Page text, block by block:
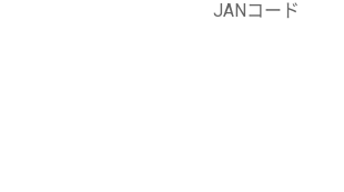
JANコード